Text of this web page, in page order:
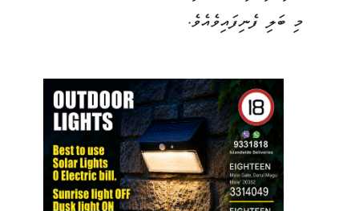
މި ބަލި ފެނިފައިވެއެވެ.